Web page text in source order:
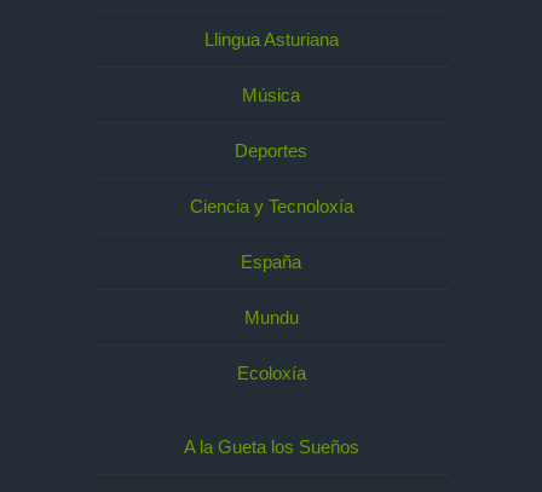
Llingua Asturiana
Música
Deportes
Ciencia y Tecnoloxía
España
Mundu
Ecoloxía
A la Gueta los Sueños